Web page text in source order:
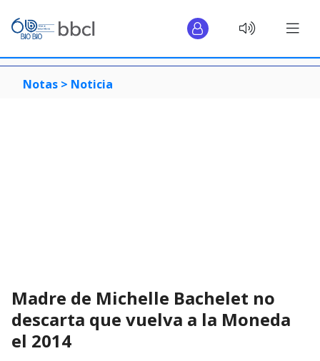
Notas > Noticia
Madre de Michelle Bachelet no
descarta que vuelva a la Moneda
el 2014